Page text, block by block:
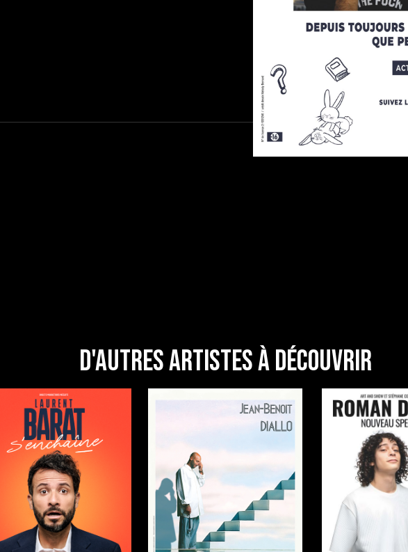
D'autres artistes à découvrir